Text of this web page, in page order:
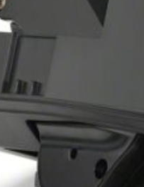
ціна:
ціна: 8,199 грн..